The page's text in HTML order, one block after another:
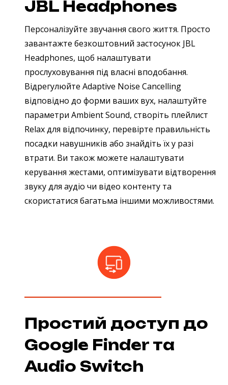
JBL Headphones
Персоналізуйте звучання свого життя. Просто
завантажте безкоштовний застосунок JBL
Headphones, щоб налаштувати
прослуховування під власні вподобання.
Відрегулюйте Adaptive Noise Cancelling
відповідно до форми ваших вух, налаштуйте
параметри Ambient Sound, створіть плейлист
Relax для відпочинку, перевірте правильність
посадки навушників або знайдіть їх у разі
втрати. Ви також можете налаштувати
керування жестами, оптимізувати відтворення
звуку для аудіо чи відео контенту та
скористатися багатьма іншими можливостями.
Простий доступ до
Google Finder та
Audio Switch